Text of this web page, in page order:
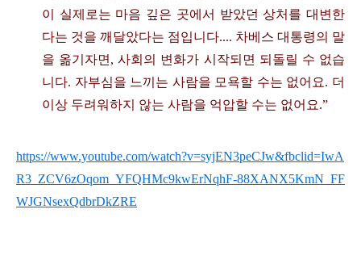
이 실제로는 마음 깊은 곳에서 받았던 상처를 대변한
다는 것을 깨달았다는 점입니다.... 차베스 대통령의 말
을 옮기자면 ,사회의 변화가 시작되면 되돌릴 수 없습
니다. 자부심을 느끼는 사람을 모욕할 수는 없어요. 더
이상 두려워하지 않는 사람을 억압할 수는 없어요.”
https://www.youtube.com/watch?v=syjEN3peCJw&fbclid=IwA
R3_ZCV6zOqom_YFQHMc9kwErNqhF-88XANX5KmN_FF
WJGNsexQdbrDkZRE